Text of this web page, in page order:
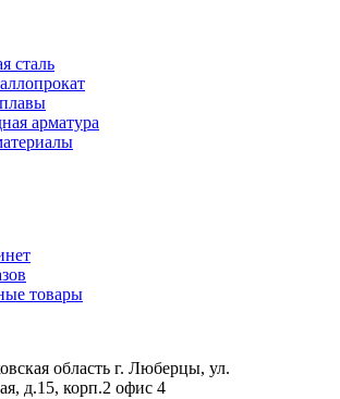
сталь
арматура
товары
область г. Люберцы, ул.
д.15, корп.2 офис 4